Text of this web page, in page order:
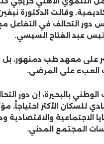
وقالت الدكتورة
دور التحالف في التفاعل
عبد الفتاح السيسي.
على معهد طب دمنهور، بل
العبء على المرضى.
بالبحيرة، إن دور
للسكان الأكثر احتياجاً،
الاجتماعية
المجتمع المدني.